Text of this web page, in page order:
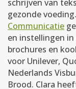
schrijven van
gezonde
Communicatie
en instellingen
brochures en
voor Unilever,
Nederlands
Brood. Clara